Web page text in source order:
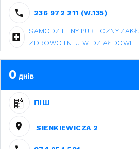
236 972 211 (W.135)
SAMODZIELNY PUBLICZNY
ZDROWOTNEJ W DZIAŁDOWIE
0 днів
ПІШ
SIENKIEWICZA 2